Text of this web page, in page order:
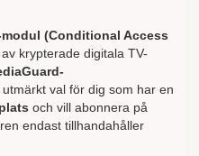
modul (Conditional Access
krypterade digitala TV-
val för dig som har en
och vill abonnera på
endast tillhandahåller